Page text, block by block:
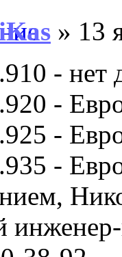
» 13
- нет
-
-
-